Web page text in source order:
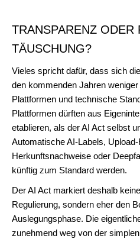
TRANSPARENZ ODER
TÄUSCHUNG?
Vieles spricht dafür, dass sich
den kommenden Jahren
Plattformen und technische
Plattformen dürften aus
etablieren, als der AI Act selbst
Automatische AI-Labels,
Herkunftsnachweise oder
künftig zum Standard werden.
Der AI Act markiert deshalb
Regulierung, sondern eher den
Auslegungsphase. Die
zunehmend weg von der